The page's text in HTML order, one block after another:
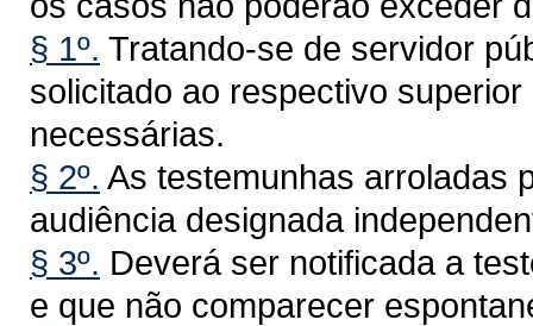
§ 1º. Tratando-se de servidor
solicitado ao respectivo
necessárias.
§ 2º. As testemunhas arroladas
audiência designada
§ 3º. Deverá ser notificada a
e que não comparecer